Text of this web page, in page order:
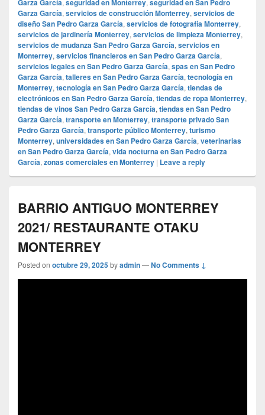
Garza García seguridad en Monterrey seguridad en San Pedro
Garza García, servicios de construcción Monterrey, servicios de
diseño San Pedro Garza García, servicios de fotografía Monterrey,
servicios de jardinería Monterrey, servicios de limpieza Monterrey,
servicios de mudanza San Pedro Garza García, servicios en
Monterrey, servicios financieros en San Pedro Garza García,
servicios legales en San Pedro Garza García, spas en San Pedro
Garza García, talleres en San Pedro Garza García, tecnología en
Monterrey, tecnología en San Pedro Garza García, tiendas de
electrónicos en San Pedro Garza García, tiendas de ropa Monterrey,
tiendas de vinos San Pedro Garza García, tiendas en San Pedro
Garza García, transporte en Monterrey, transporte privado San
Pedro Garza García, transporte público Monterrey, turismo
Monterrey, universidades en San Pedro Garza García, veterinarias
en San Pedro Garza García, vida nocturna en San Pedro Garza
García, zonas comerciales en Monterrey | Leave a reply
BARRIO ANTIGUO MONTERREY
2021/ RESTAURANTE OTAKU
MONTERREY
Posted on octubre 29, 2025byadmin—No Comments ↓